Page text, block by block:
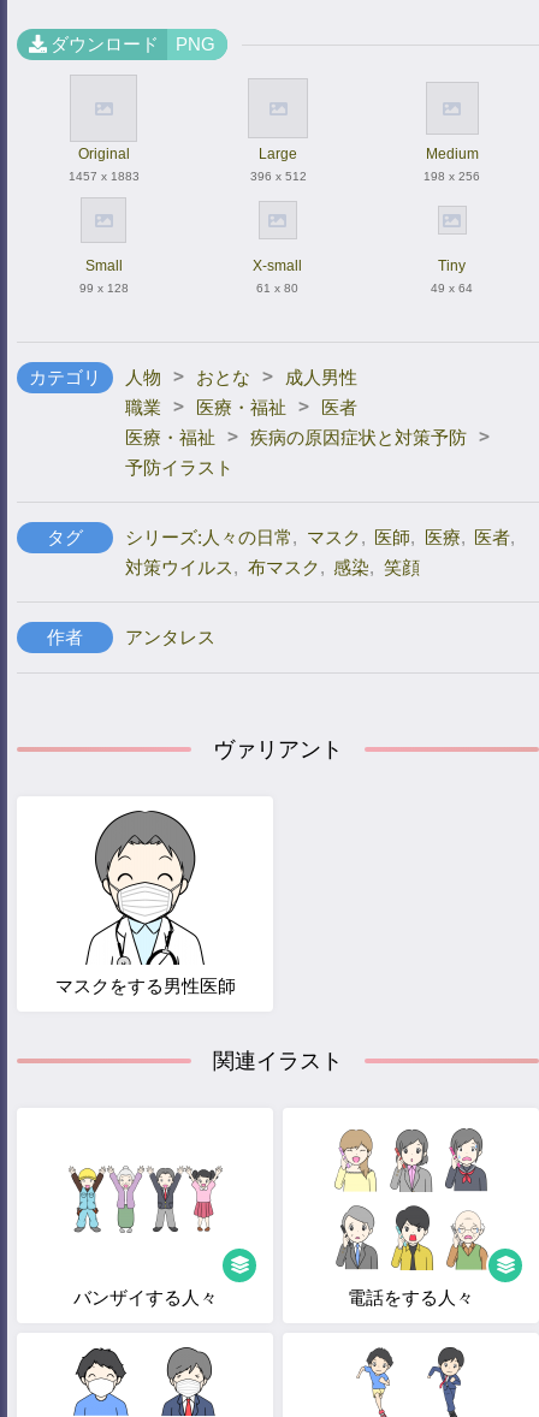
ダウンロード PNG
Original
1457 x 1883
Large
396 x 512
Medium
198 x 256
Small
99 x 128
X-small
61 x 80
Tiny
49 x 64
カテゴリ 人物 > おとな >
成人男性
職業
> 医療・福祉 >
医者
医療・福祉
> 疾病の原因症状と対策予防 >
予防イラスト
タグ シリーズ:人々の日常, マスク, 医師, 医療, 医者,
対策ウイルス, 布マスク, 感染, 笑顔
作者 アンタレス
ヴァリアント
マスクをする男性医師
関連イラスト
バンザイする人々 電話をする人々